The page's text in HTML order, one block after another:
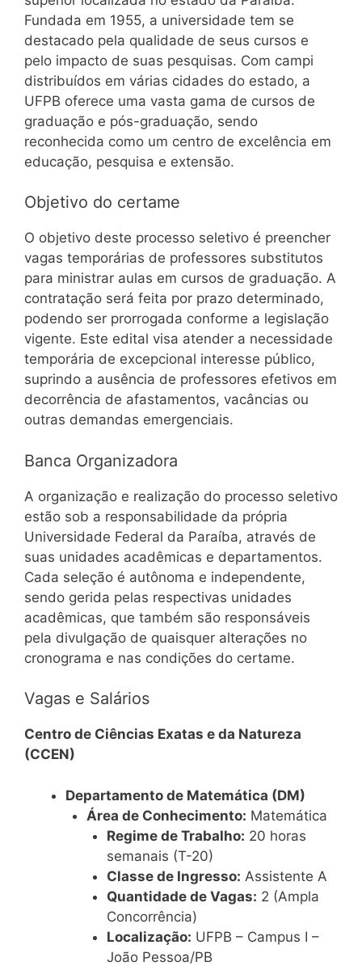
Fundada em 1955, a universidade tem se
destacado pela qualidade de seus cursos e
pelo impacto de suas pesquisas. Com campi
distribuídos em várias cidades do estado, a
UFPB oferece uma vasta gama de cursos de
graduação e pós-graduação, sendo
reconhecida como um centro de excelência em
educação, pesquisa e extensão.
Objetivo do certame
O objetivo deste processo seletivo é preencher
vagas temporárias de professores substitutos
para ministrar aulas em cursos de graduação. A
contratação será feita por prazo determinado,
podendo ser prorrogada conforme a legislação
vigente. Este edital visa atender a necessidade
temporária de excepcional interesse público,
suprindo a ausência de professores efetivos em
decorrência de afastamentos, vacâncias ou
outras demandas emergenciais.
Banca Organizadora
A organização e realização do processo seletivo
estão sob a responsabilidade da própria
Universidade Federal da Paraíba, através de
suas unidades acadêmicas e departamentos.
Cada seleção é autônoma e independente,
sendo gerida pelas respectivas unidades
acadêmicas, que também são responsáveis
pela divulgação de quaisquer alterações no
cronograma e nas condições do certame.
Vagas e Salários
Centro de Ciências Exatas e da Natureza
(CCEN)
Departamento de Matemática (DM)
Área de Conhecimento: Matemática
Regime de Trabalho: 20 horas
semanais (T-20)
Classe de Ingresso: Assistente A
Quantidade de Vagas: 2 (Ampla
Concorrência)
Localização: UFPB – Campus I –
João Pessoa/PB